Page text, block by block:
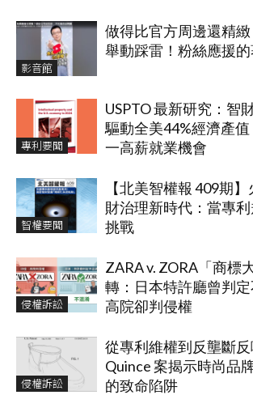
影音館
做得比官方周邊還精緻
舉動踩雷！粉絲應援的
專利要聞
USPTO 最新研究：智
驅動全美44%經濟產
一高薪就業機會
智權要聞
【北美智權報 409期
財治理新時代：當專
挑戰
侵權訴訟
ZARA v. ZORA「商標
轉：日本特許廳曾判
高院卻判侵權
侵權訴訟
從專利維權到反壟斷
Quince 案揭示時尚品
的致命陷阱